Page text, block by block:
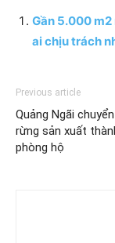
Gần 5.000
ai chịu trách
Previous article
Quảng Ngãi
rừng sản xuất
phòng hộ